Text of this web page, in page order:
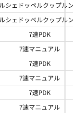
シェドッペルクップル
シェドッペルクップル
7速PDK
7速マニュアル
7速PDK
7速マニュアル
7速PDK
7速マニュアル